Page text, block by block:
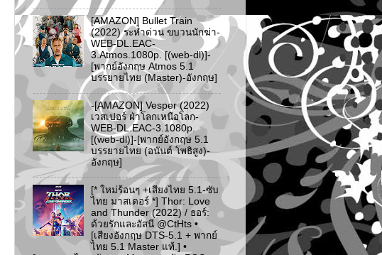
[AMAZON] Bullet Train
(2022) ระห่ำด่วน ขบวนนักฆ่า-
WEB-DL.EAC-
3.Atmos.1080p. [(web-dl)]-
[พากย์อังกฤษ Atmos 5.1
บรรยายไทย (Master)-อังกฤษ]
-[AMAZON] Vesper (2022)
เวสเปอร์ ฝ่าโลกเหนือโลก-
WEB-DL.EAC-3.1080p.
[(web-dl)]-[พากย์อังกฤษ 5.1
บรรยายไทย (อนันต์ โพธิสูง)-
อังกฤษ]
[* ใหม่ร้อนๆ +เสียงไทย 5.1-ซับ
ไทย มาสเตอร์ *] Thor: Love
and Thunder (2022) / ธอร์:
ด้วยรักและอัสนี @CtHts •
[เสียงอังกฤษ DTS-5.1 + พากย์
ไทย 5.1 Master แท้.] •